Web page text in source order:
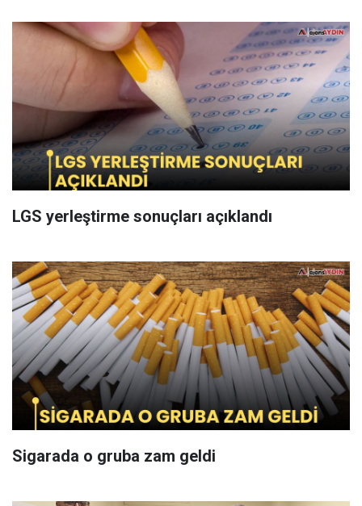
LGS yerleştirme sonuçları açıklandı
Sigarada o gruba zam geldi